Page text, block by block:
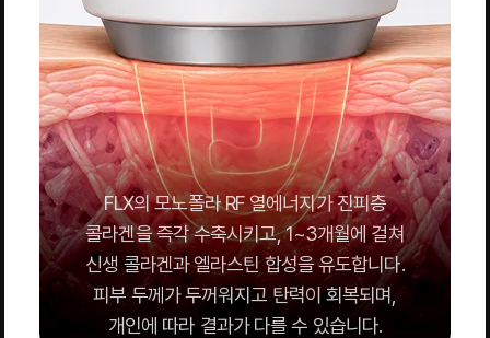
FLX의 모노폴라 RF 열에너지가 진피층
콜라겐을 즉각 수축시키고, 1~3개월에 걸쳐
신생 콜라겐과 엘라스틴 합성을 유도합니다.
피부 두께가 두꺼워지고 탄력이 회복되며,
개인에 따라 결과가 다를 수 있습니다.